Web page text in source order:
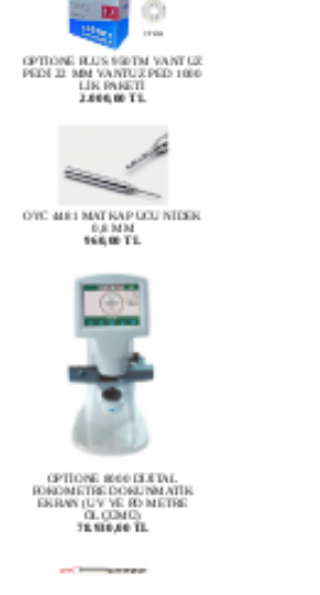
OPTİONE PLUS 950TM VANTUZ
PEDİ 22 MM VANTUZ PED 1000
LİK PAKETİ
2.000,00 TL
OYC 4481 MATKAP UCU NİDEK
960,00 TL
OPTİONE 8000 DİJİTAL
EKRAN (UV VE PD METRE
ÖLÇÜMÜ)
78.930,00 TL